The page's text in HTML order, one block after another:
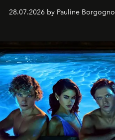
28.07.2026 by Pauline Borgogno